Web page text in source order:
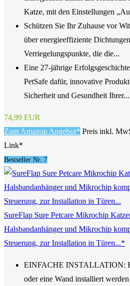
Katze, mit den Einstellungen
Schützen Sie Ihr Zuhause vor
über energieeffiziente
Verriegelungspunkte, die die...
Eine 27-jährige
PetSafe dafür, innovative
Sicherheit und Gesundheit Ihrer...
74,99 EUR
Zum Amazon Angebot* Preis inkl.
Link*
Bestseller Nr. 7
SureFlap Sure Petcare Mikrochip
Halsbandanhänger und Mikrochip
Steuerung, zur Installation in Türen...*
EINFACHE INSTALLATION:
oder eine Wand installiert